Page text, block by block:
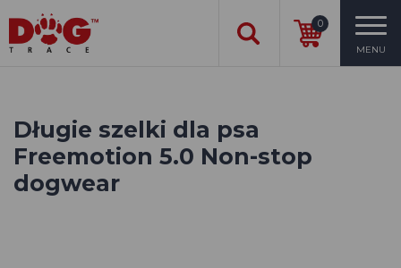
0
MENU
Długie szelki dla psa
Freemotion 5.0 Non-stop
dogwear